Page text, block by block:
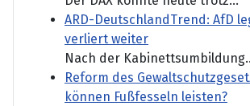
ARD-DeutschlandTrend: AfD
verliert weiter
Nach der
Reform des
können Fußfesseln leisten?